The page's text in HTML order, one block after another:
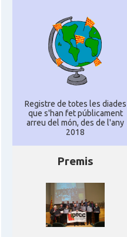
Registre de totes les diades
que s'han fet públicament
arreu del món, des de l'any
2018
Premis